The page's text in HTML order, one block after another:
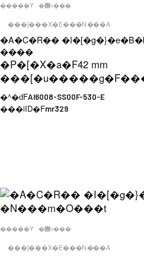
�����Y �݌ɂ���
���[���X�E���N���A
�A�C�R��
����
�P�[�X�a�F42 mm
���[�u�����g�F
�^�ԁFAI6008-SS00F-530-E
���iID�Fmr329
�����Y �݌ɂ���
���[���X�E���N���A